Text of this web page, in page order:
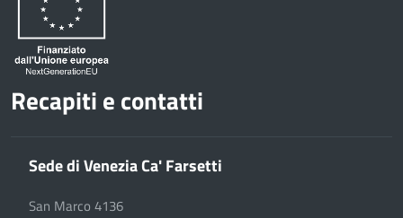
Recapiti e contatti
Sede di Venezia Ca' Farsetti
San Marco 4136